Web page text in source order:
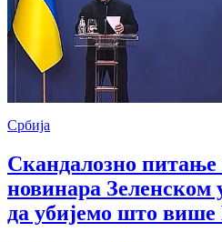
Србија
Скандалозно питање
новинара Зеленском
да убијемо што више